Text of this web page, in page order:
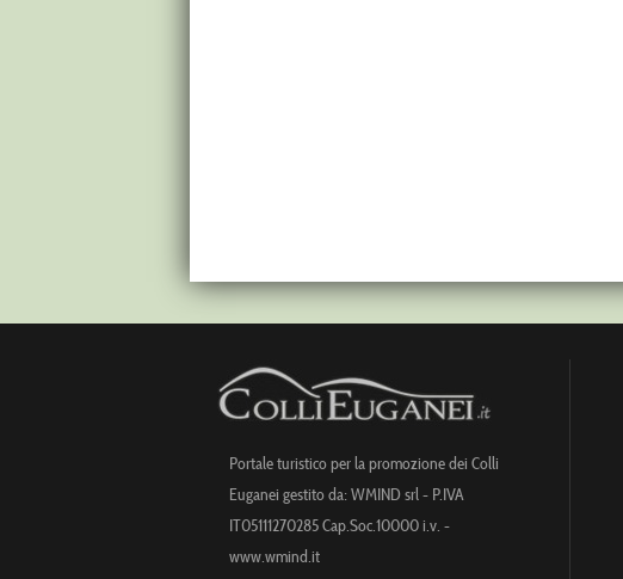
Portale turistico per la promozione dei Colli
Euganei gestito da: WMIND srl - P.IVA
IT05111270285 Cap.Soc.10000 i.v. -
www.wmind.it